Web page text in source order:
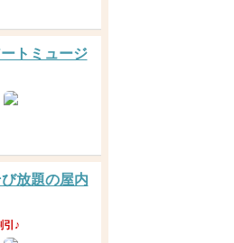
トミュージ
放題の屋内
引♪